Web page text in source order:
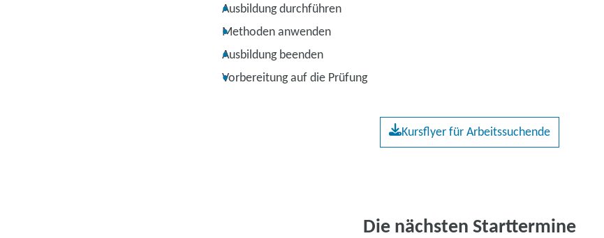
Ausbildung durchführen
Methoden anwenden
Ausbildung beenden
Vorbereitung auf die Prüfung
Kursflyer für Arbeitssuchende
Die nächsten Starttermine